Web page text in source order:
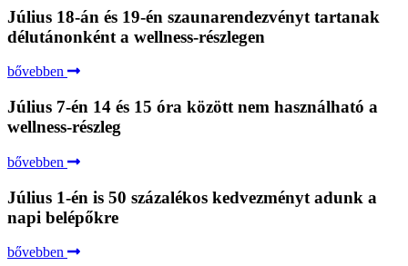
Július 18-án és 19-én szaunarendezvényt tartanak
délutánonként a wellness-részlegen
bővebben
Július 7-én 14 és 15 óra között nem használható a
wellness-részleg
bővebben
Július 1-én is 50 százalékos kedvezményt adunk a
napi belépőkre
bővebben